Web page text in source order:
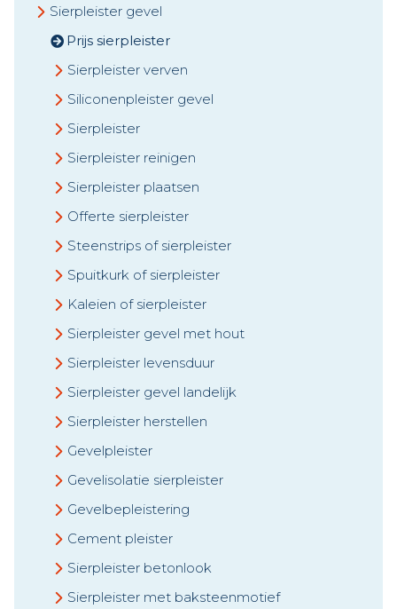
Sierpleister gevel
Prijs sierpleister
Sierpleister verven
Siliconenpleister gevel
Sierpleister
Sierpleister reinigen
Sierpleister plaatsen
Offerte sierpleister
Steenstrips of sierpleister
Spuitkurk of sierpleister
Kaleien of sierpleister
Sierpleister gevel met hout
Sierpleister levensduur
Sierpleister gevel landelijk
Sierpleister herstellen
Gevelpleister
Gevelisolatie sierpleister
Gevelbepleistering
Cement pleister
Sierpleister betonlook
Sierpleister met baksteenmotief